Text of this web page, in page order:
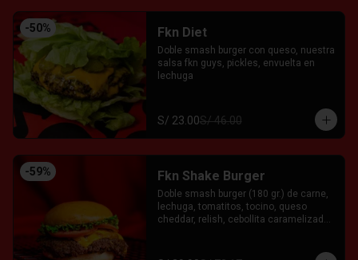
-50% Fkn Diet
Doble smash burger con queso, nuestra
salsa fkn guys, pickles, envuelta en
lechuga
S/ 23.00S/ 46.00
-59% Fkn Shake Burger
Doble smash burger (180 gr.) de carne,
lechuga, tomatitos, tocino, queso
cheddar, relish, cebollita caramelizada
Mayo Garlic.